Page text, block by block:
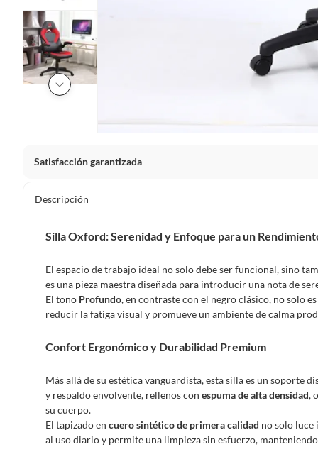
Satisfacción garantizada
Debe estar en perfecto estado, con todas sus etiquetas,
Productos que, por su naturaleza, no puedan ser devueltos,
Confeccionados a la medida.
De uso personal.
En sodimac.cl te damos30 días desde que recibes el
Productos digitales que se entregan a través de una
Productos a pedido o confeccionados a medida.
Productos que han sido informados como
remanufacturados o con alguna deficiencia, que sean
Alimentos, bebidas, medicamentos, suplementos alimenticios,
Descripción
Silla Oxford: Serenidad y Enfoque para un
El espacio de trabajo ideal no solo debe ser funcional, sino
es una pieza maestra diseñada para introducir una nota de
El tono Profundo, en contraste con el negro clásico, no solo
reducir la fatiga visual y promueve un ambiente de calma
Confort Ergonómico y Durabilidad Premium
Más allá de su estética vanguardista, esta silla es un soporte
y respaldo envolvente, rellenos con espuma de alta densidad,
su cuerpo.
El tapizado en cuero sintético de primera calidad no solo luce
al uso diario y permite una limpieza sin esfuerzo,